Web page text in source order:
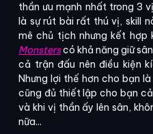
thần ưu mạnh nhất trong 3
là sự rút bài rất thú vị, skill
mê chủ tịch nhưng kết
Monsterscó khả năng giữ
cả trận đấu nên điều kiện
Nhưng lợi thế hơn cho bạn
cũng đủ thiết lập cho bạn
và khi vị thần ấy lên sân,
nữa...